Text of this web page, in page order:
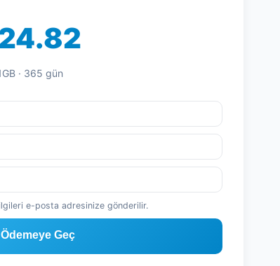
· 365 gün
e-posta adresinize gönderilir.
Geç